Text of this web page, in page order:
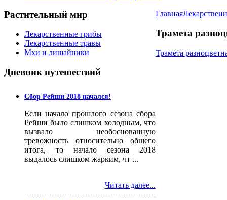
Главная
Трамета
Трамета
Растительный мир
Лекарственные грибы
Лекарственные травы
Мхи и лишайники
Дневник путешествий
Сбор Рейши 2018 начался!
Если начало прошлого сезона сбора
Рейши было слишком холодным, что
вызвало необоснованную
тревожность относительно общего
итога, то начало сезона 2018
выдалось слишком жарким, чт ...
Читать далее...